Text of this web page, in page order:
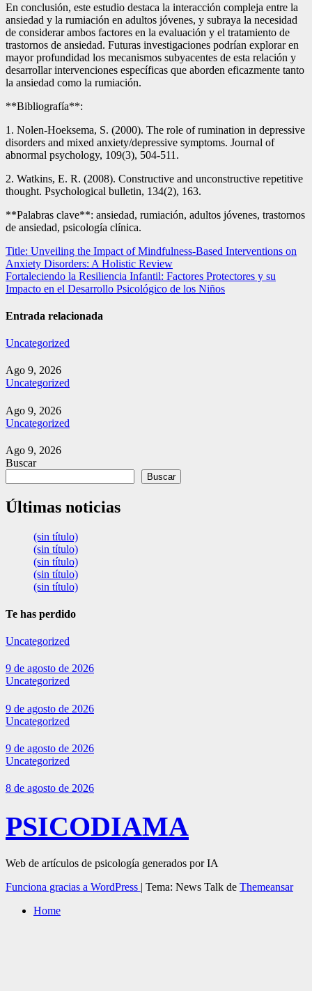
En conclusión, este estudio destaca la interacción compleja entre la
ansiedad y la rumiación en adultos jóvenes, y subraya la necesidad
de considerar ambos factores en la evaluación y el tratamiento de
trastornos de ansiedad. Futuras investigaciones podrían explorar en
mayor profundidad los mecanismos subyacentes de esta relación y
desarrollar intervenciones específicas que aborden eficazmente tanto
la ansiedad como la rumiación.
**Bibliografía**:
1. Nolen-Hoeksema, S. (2000). The role of rumination in depressive
disorders and mixed anxiety/depressive symptoms. Journal of
abnormal psychology, 109(3), 504-511.
2. Watkins, E. R. (2008). Constructive and unconstructive repetitive
thought. Psychological bulletin, 134(2), 163.
**Palabras clave**: ansiedad, rumiación, adultos jóvenes, trastornos
de ansiedad, psicología clínica.
Navegación
de
entradas
Title: Unveiling the Impact of Mindfulness-Based Interventions on
Anxiety Disorders: A Holistic Review
Fortaleciendo la Resiliencia Infantil: Factores Protectores y su
Impacto en el Desarrollo Psicológico de los Niños
Entrada relacionada
Uncategorized
Ago 9, 2026
Uncategorized
Ago 9, 2026
Uncategorized
Ago 9, 2026
Buscar
Buscar
Últimas noticias
(sin título)
(sin título)
(sin título)
(sin título)
(sin título)
Te has perdido
Uncategorized
9 de agosto de 2026
Uncategorized
9 de agosto de 2026
Uncategorized
9 de agosto de 2026
Uncategorized
8 de agosto de 2026
PSICODIAMA
Web de artículos de psicología generados por IA
Funciona gracias a WordPress | Tema: News Talk de Themeansar
Home